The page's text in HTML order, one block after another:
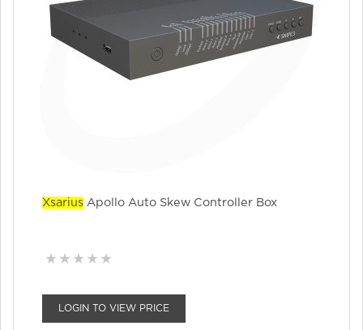
Xsarius Apollo Auto Skew Controller Box
LOGIN TO VIEW PRICE